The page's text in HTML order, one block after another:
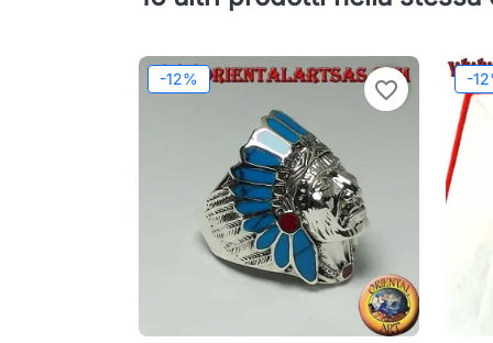
-12% favorite_border -